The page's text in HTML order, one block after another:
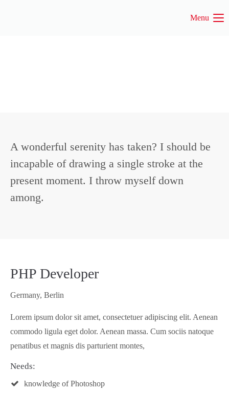
Anmelden
Register Lost your password?
Support
24h/ 365days
We offer support for our customers
Get in touch
376-293 City Road, Suite 600
Menu
A wonderful serenity has taken? I should be
incapable of drawing a single stroke at the
present moment. I throw myself down
among.
PHP Developer
Germany, Berlin
Lorem ipsum dolor sit amet, consectetuer adipiscing elit. Aenean
commodo ligula eget dolor. Aenean massa. Cum sociis natoque
penatibus et magnis dis parturient montes,
Needs:
knowledge of Photoshop